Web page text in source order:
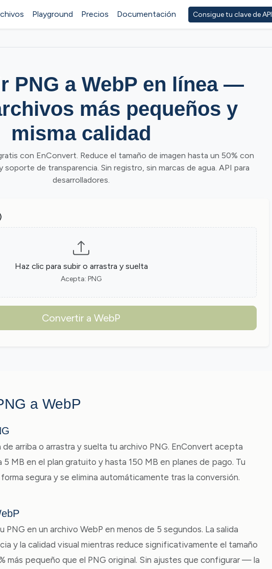
Playground Precios Documentación Consigue tu clave de API
PNG a WebP en línea —
más pequeños y
misma calidad
con EnConvert. Reduce el tamaño de imagen hasta un 50% con
soporte de transparencia. Sin registro, sin marcas de agua. API para
desarrolladores.
Haz clic para subir o arrastra y suelta
Acepta: PNG
Convertir a WebP
a WebP
de arriba o arrastra y suelta tu archivo PNG. EnConvert acepta
5 MB en el plan gratuito y hasta 150 MB en planes de pago. Tu
segura y se elimina automáticamente tras la conversión.
en un archivo WebP en menos de 5 segundos. La salida
y la calidad visual mientras reduce significativamente el tamaño
pequeño que el PNG original. Sin ajustes que configurar — la